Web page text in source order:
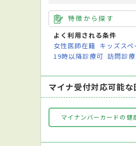
特徴から探す
よく利用される条件
女性医師在籍 キッズスペ
19時以降診療可 訪問診
マイナ受付対応可能
マイナンバーカードの健